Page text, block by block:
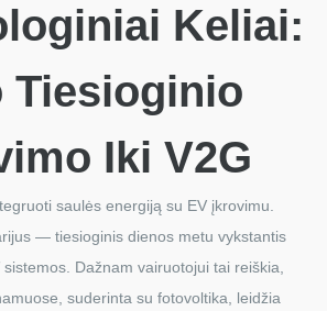
Keliai:
Tiesioginio
Iki V2G
saulės energiją su EV įkrovimu.
— tiesioginis dienos metu vykstantis
Dažnam vairuotojui tai reiškia,
suderinta su fotovoltika, leidžia